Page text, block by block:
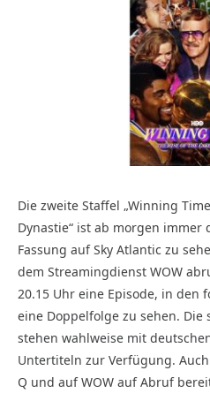
Die zweite Staffel „Winning
Dynastie“ ist ab morgen
Fassung auf Sky Atlantic zu
dem Streamingdienst WOW
20.15 Uhr eine Episode, in den
eine Doppelfolge zu sehen. Die
stehen wahlweise mit
Untertiteln zur Verfügung.
Q und auf WOW auf Abruf